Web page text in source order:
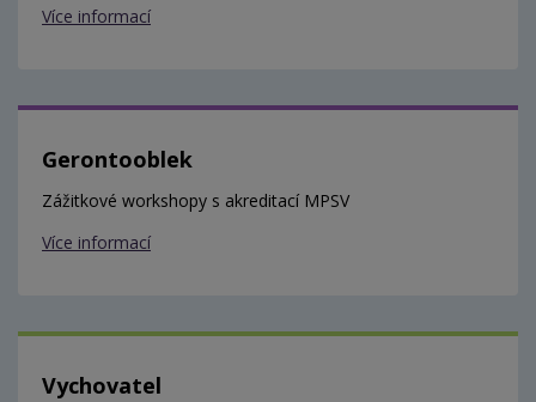
Více informací
Gerontooblek
Zážitkové workshopy s akreditací MPSV
Více informací
Vychovatel